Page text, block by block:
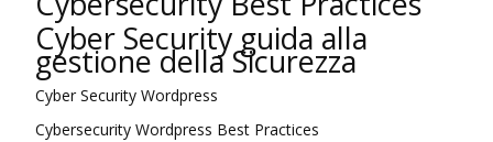
Cyber Security guida alla
gestione della Sicurezza
Cyber Security Wordpress
Cybersecurity Wordpress Best Practices